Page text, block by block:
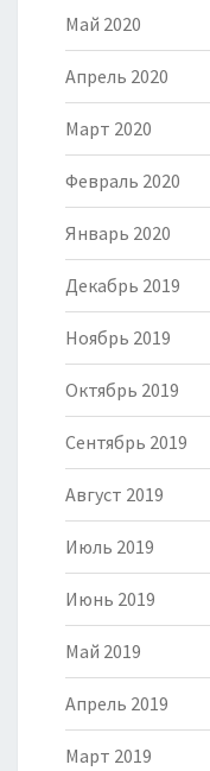
Май 2020
Апрель 2020
Март 2020
Февраль 2020
Январь 2020
Декабрь 2019
Ноябрь 2019
Октябрь 2019
Сентябрь 2019
Август 2019
Июль 2019
Июнь 2019
Май 2019
Апрель 2019
Март 2019